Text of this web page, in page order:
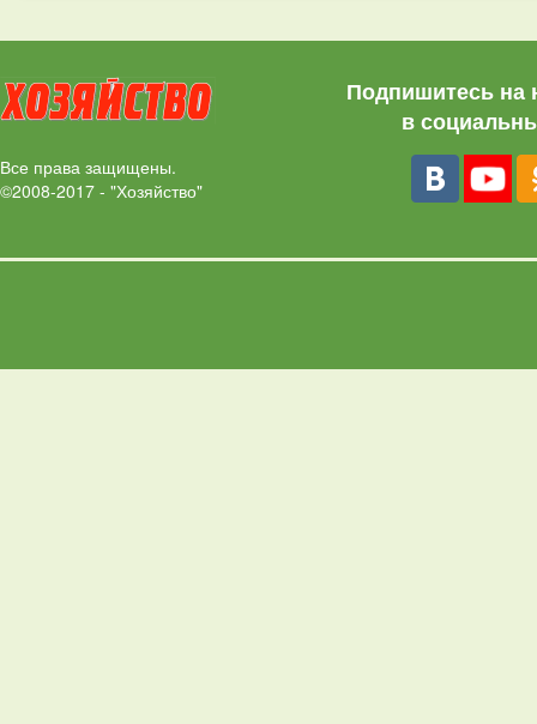
Все права защищены.
©2008-2017 - "Хозяйство"
Подпишитесь на
в